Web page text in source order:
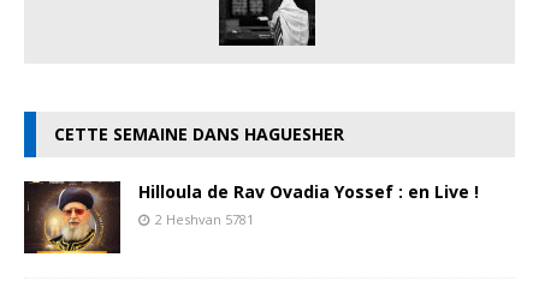
CETTE SEMAINE DANS HAGUESHER
Hilloula de Rav Ovadia Yossef : en Live !
2 Heshvan 5781